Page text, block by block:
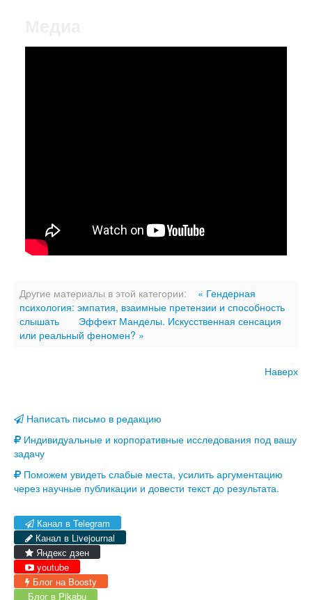
Другие материалы в этой категории:
« Гендерная
психология: эмпатия, взаимные претензии и способность
слышать
Эффект Манделы. Искусственная сенсация
или реальный феномен? »
Наверх
Написать письмо в редакцию
Индивидуальные и корпоративные исследования под вашу
задачу
Поможем увидеть слабые места, усилить аргументацию
через научные публикации и довести текст до результата.
Канал в Telegram
Канал в Livejournal
Яндекс дзен
youtube
Блог на Boosty
Блог в Pikabu